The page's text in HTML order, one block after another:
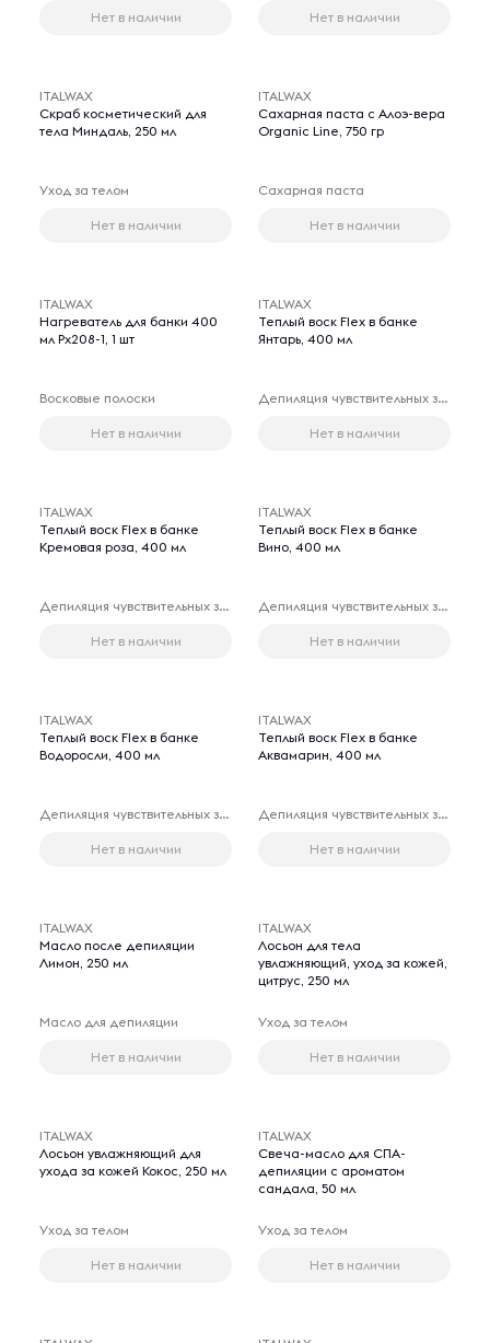
Нет в наличии Нет в наличии
ITALWAX
Скраб косметический для
тела Миндаль, 250 мл
Уход за телом
Нет в наличии
ITALWAX
Сахарная паста с Алоэ-вера
Organic Line, 750 гр
Сахарная паста
Нет в наличии
ITALWAX
Нагреватель для банки 400
мл Px208-1, 1 шт
Восковые полоски
Нет в наличии
ITALWAX
Теплый воск Flex в банке
Янтарь, 400 мл
Депиляция чувствительных зон
Нет в наличии
ITALWAX
Теплый воск Flex в банке
Кремовая роза, 400 мл
Депиляция чувствительных зон
Нет в наличии
ITALWAX
Теплый воск Flex в банке
Вино, 400 мл
Депиляция чувствительных зон
Нет в наличии
ITALWAX
Теплый воск Flex в банке
Водоросли, 400 мл
Депиляция чувствительных зон
Нет в наличии
ITALWAX
Теплый воск Flex в банке
Аквамарин, 400 мл
Депиляция чувствительных зон
Нет в наличии
ITALWAX
Масло после депиляции
Лимон, 250 мл
Масло для депиляции
Нет в наличии
ITALWAX
Лосьон для тела
увлажняющий, уход за кожей,
цитрус, 250 мл
Уход за телом
Нет в наличии
ITALWAX
Лосьон увлажняющий для
ухода за кожей Кокос, 250 мл
Уход за телом
Нет в наличии
ITALWAX
Свеча-масло для СПА-
депиляции с ароматом
сандала, 50 мл
Уход за телом
Нет в наличии